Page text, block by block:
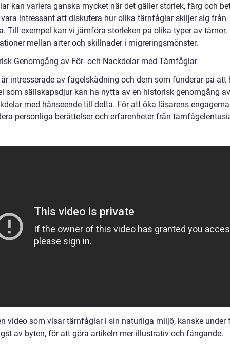
kan variera ganska mycket när det gäller storlek, färg och
intressant att diskutera hur olika tärnfåglar skiljer sig från
Till exempel kan vi jämföra storleken på olika typer av tärnor,
mellan arter och skillnader i migreringsmönster.
Genomgång av För- och Nackdelar med Tärnfåglar
intresserade av fågelskådning och dem som funderar på att
som sällskapsdjur kan ha nytta av en historisk genomgång
med hänseende till detta. För att öka läsarens
personliga berättelser och erfarenheter från
video som visar tärnfåglar i sin naturliga miljö, kanske under
av byten, för att göra artikeln mer illustrativ och fångande.